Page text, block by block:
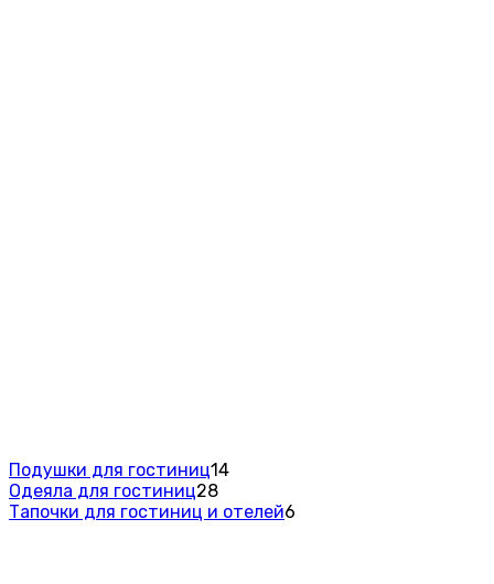
Подушки для гостиниц14
Одеяла для гостиниц28
Тапочки для гостиниц и отелей6